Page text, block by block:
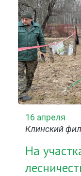
16 апреля
Клинский
На